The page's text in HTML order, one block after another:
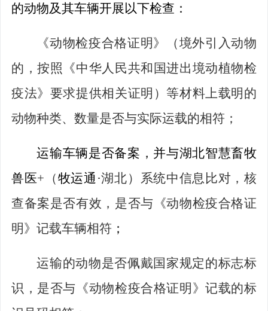
的动物及其车辆开展以下检查 ：
《动物检疫合格证明》（境外引入动物
的，按照《中华人民共和国进出境动植物检
疫法》要求提供相关证明）等材料上载明的
动物种类、数量是否与实际运载的相符；
运输车辆是否备案，并与湖北智慧畜牧
兽医+ （牧运通 ·湖北）系统中信息比对，核
查备案是否有效，是否与《动物检疫合格证
明》记载车辆相符 ；
运输的动物是否佩戴国家规定的标志标
识，是否与《动物检疫合格证明》记载的标